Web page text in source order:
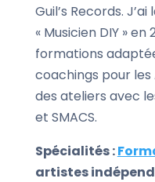
Guil’s Records.
« Musicien DIY »
formations
coachings pour
des ateliers avec
et SMACS.
Spécialités :
artistes